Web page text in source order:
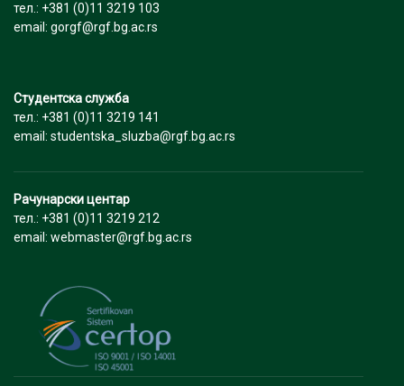
тел.: +381 (0)11 3219 103
email: gorgf@rgf.bg.ac.rs
Студентска служба
тел.: +381 (0)11 3219 141
email: studentska_sluzba@rgf.bg.ac.rs
Рачунарски центар
тел.: +381 (0)11 3219 212
email: webmaster@rgf.bg.ac.rs